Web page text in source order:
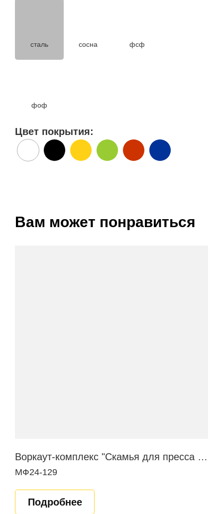
сталь сосна фсф
фоф
Цвет покрытия:
Вам может понравиться
Воркаут-комплекс "Скамья для пресса в наклоне"
МФ24-129
Подробнее